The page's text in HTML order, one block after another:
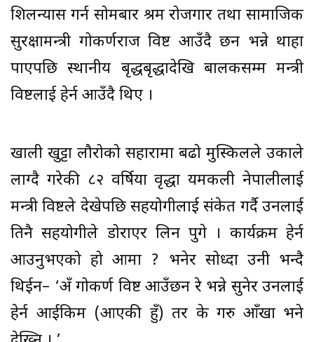
शिलन्यास गर्न सोमबार श्रम रोजगार तथा सामाजिक
सुरक्षामन्त्री गोकर्णराज विष्ट आउँदै छन भन्ने थाहा
पाएपछि स्थानीय बृद्धबृद्धादेखि बालकसम्म मन्त्री
विष्टलाई हेर्न आउँदै थिए ।
खाली खुट्टा लौरोको सहारामा बढो मुस्किलले उकाले
लाग्दै गरेकी ८२ वर्षिया वृद्धा यमकली नेपालीलाई
मन्त्री विष्टले देखेपछि सहयोगीलाई संकेत गर्दै उनलाई
तिनै सहयोगीले डोराएर लिन पुगे । कार्यक्रम हेर्न
आउनुभएको हो आमा ? भनेर सोध्दा उनी भन्दै
थिईन– ‘अँ गोकर्ण विष्ट आउँछन रे भन्ने सुनेर उनलाई
हेर्न आईकिम (आएकी हुँ) तर के गरु आँखा भने